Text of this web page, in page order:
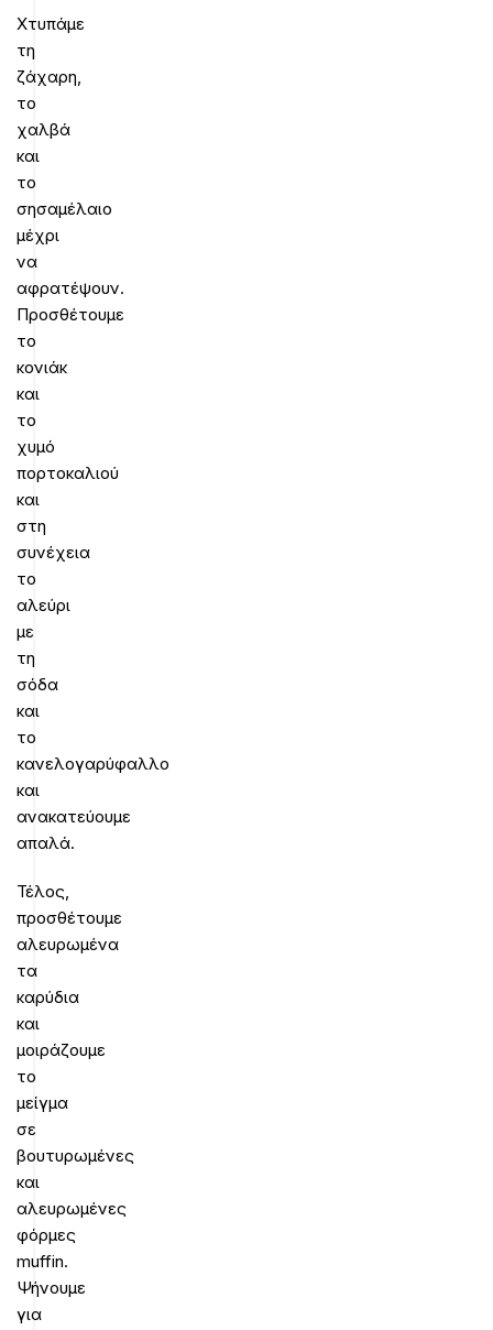
Χτυπάμε
τη
ζάχαρη,
το
χαλβά
και
το
σησαμέλαιο
μέχρι
να
αφρατέψουν.
Προσθέτουμε
το
κονιάκ
και
το
χυμό
πορτοκαλιού
και
στη
συνέχεια
το
αλεύρι
με
τη
σόδα
και
το
κανελογαρύφαλλο
και
ανακατεύουμε
απαλά.
Τέλος,
προσθέτουμε
αλευρωμένα
τα
καρύδια
και
μοιράζουμε
το
μείγμα
σε
βουτυρωμένες
και
αλευρωμένες
φόρμες
muffin.
Ψήνουμε
για